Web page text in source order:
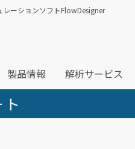
ーションソフトFlowDesigner
製品情報 解析サービス